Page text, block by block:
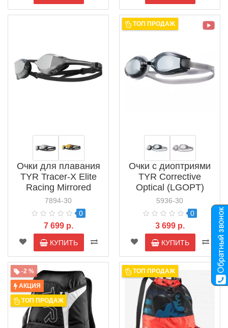
Очки для плавания
TYR Tracer-X Elite
Racing Mirrored
(LGTRXELM)
7894-30
0
7 699 р.
КУПИТЬ
ТОП ПРОДАЖ
Очки с диоптриями
TYR Corrective
Optical (LGOPT)
5936-30
0
3 699 р.
КУПИТЬ
-2 %
АКЦИЯ
ТОП ПРОДАЖ
ТОП ПРОДАЖ